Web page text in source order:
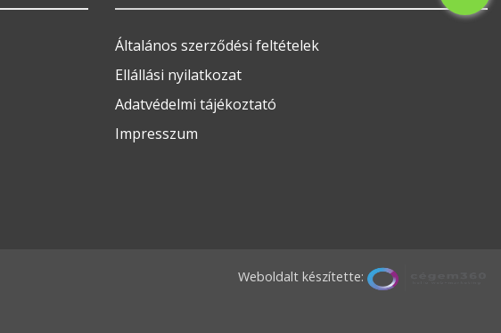
Általános szerződési feltételek
Ellállási nyilatkozat
Adatvédelmi tájékoztató
Impresszum
Weboldalt készítette: